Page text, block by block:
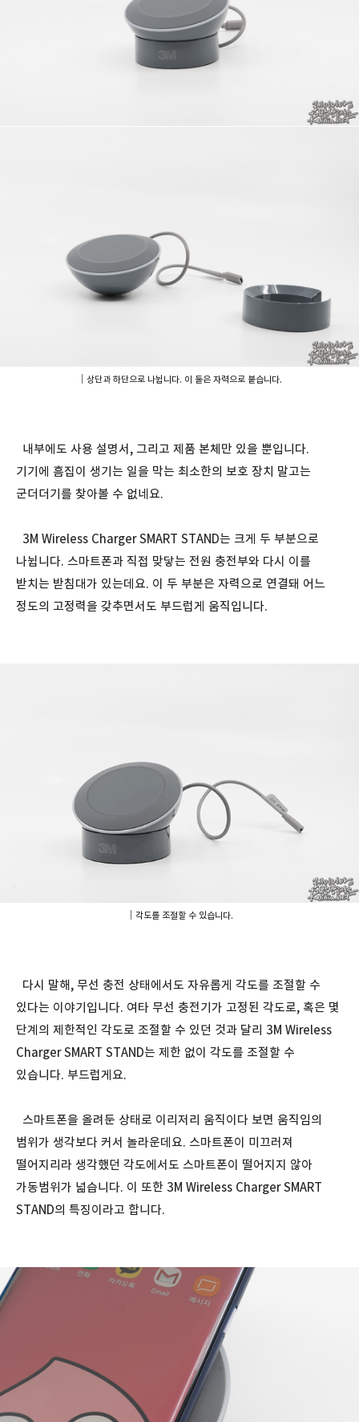
｜상단과 하단으로 나뉩니다. 이 둘은 자력으로 붙습니다.
내부에도 사용 설명서, 그리고 제품 본체만 있을 뿐입니다.
기기에 흠집이 생기는 일을 막는 최소한의 보호 장치 말고는
군더더기를 찾아볼 수 없네요.
3M Wireless Charger SMART STAND는 크게 두 부분으로
나뉩니다. 스마트폰과 직접 맞닿는 전원 충전부와 다시 이를
받치는 받침대가 있는데요. 이 두 부분은 자력으로 연결돼 어느
정도의 고정력을 갖추면서도 부드럽게 움직입니다.
｜각도를 조절할 수 있습니다.
다시 말해, 무선 충전 상태에서도 자유롭게 각도를 조절할 수
있다는 이야기입니다. 여타 무선 충전기가 고정된 각도로, 혹은 몇
단계의 제한적인 각도로 조절할 수 있던 것과 달리 3M Wireless
Charger SMART STAND는 제한 없이 각도를 조절할 수
있습니다. 부드럽게요.
스마트폰을 올려둔 상태로 이리저리 움직이다 보면 움직임의
범위가 생각보다 커서 놀라운데요. 스마트폰이 미끄러져
떨어지리라 생각했던 각도에서도 스마트폰이 떨어지지 않아
가동범위가 넓습니다. 이 또한 3M Wireless Charger SMART
STAND의 특징이라고 합니다.